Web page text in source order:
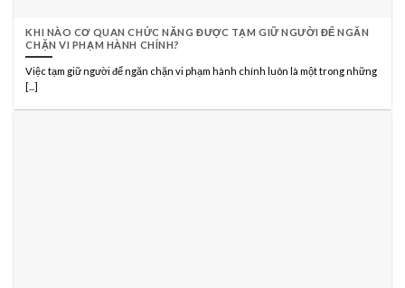
KHI NÀO CƠ QUAN CHỨC NĂNG ĐƯỢC TẠM GIỮ NGƯỜI ĐỂ NGĂN
CHẶN VI PHẠM HÀNH CHÍNH?
Việc tạm giữ người để ngăn chặn vi phạm hành chính luôn là một trong những
[...]